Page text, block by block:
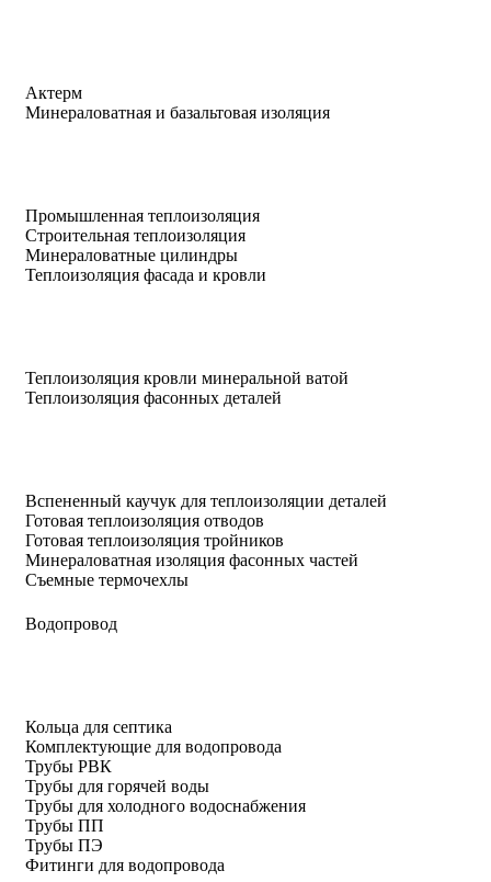
Актерм
Минераловатная и базальтовая изоляция
Промышленная теплоизоляция
Строительная теплоизоляция
Минераловатные цилиндры
Теплоизоляция фасада и кровли
Теплоизоляция кровли минеральной ватой
Теплоизоляция фасонных деталей
Вспененный каучук для теплоизоляции деталей
Готовая теплоизоляция отводов
Готовая теплоизоляция тройников
Минераловатная изоляция фасонных частей
Съемные термочехлы
Водопровод
Кольца для септика
Комплектующие для водопровода
Трубы РВК
Трубы для горячей воды
Трубы для холодного водоснабжения
Трубы ПП
Трубы ПЭ
Фитинги для водопровода